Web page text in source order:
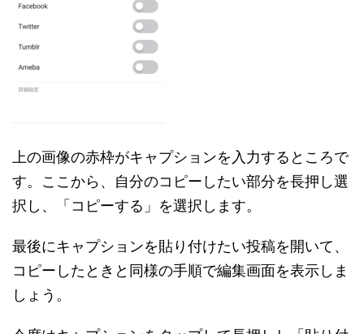
上の画像の赤枠がキャプションを入力するところで
す。ここから、自分のコピーしたい部分を長押し選
択し、「コピーする」を選択します。
最後にキャプションを貼り付けたい投稿を開いて、
コピーしたときと同様の手順で編集画面を表示しま
しょう。